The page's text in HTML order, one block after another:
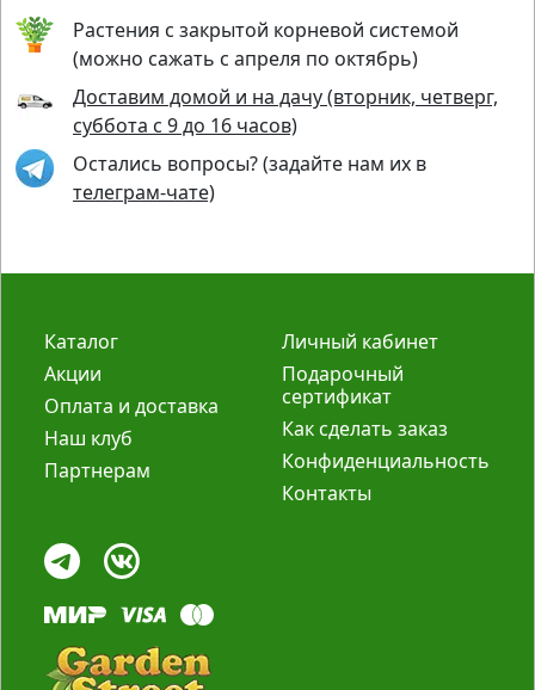
Растения с закрытой корневой системой
(можно сажать с апреля по октябрь)
Доставим домой и на дачу (вторник, четверг,
суббота с 9 до 16 часов)
Остались вопросы? (задайте нам их в
телеграм-чате)
Каталог
Акции
Оплата и доставка
Наш клуб
Партнерам
Личный кабинет
Подарочный
сертификат
Как сделать заказ
Конфиденциальность
Контакты